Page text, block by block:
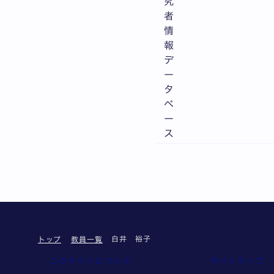
者
情
報
デ
ー
タ
ベ
ー
ス
トップ 教員一覧 白井 裕子
このサイトについて サイトマップ